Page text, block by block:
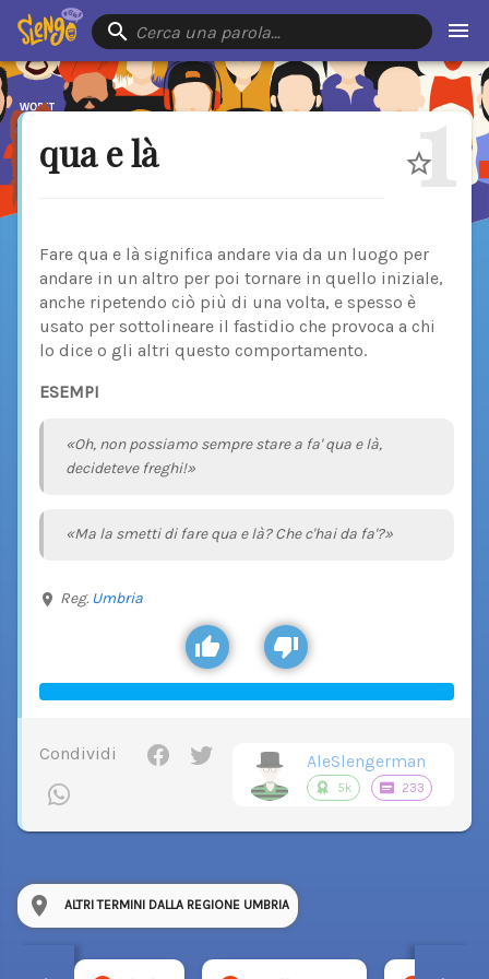
Cerca una parola…
qua e là 1
Fare qua e là significa andare via da un luogo per
andare in un altro per poi tornare in quello iniziale,
anche ripetendo ciò più di una volta, e spesso è
usato per sottolineare il fastidio che provoca a chi
lo dice o gli altri questo comportamento.
ESEMPI
«Oh, non possiamo sempre stare a fa' qua e là,
decideteve freghi!»
«Ma la smetti di fare qua e là? Che c'hai da fa'?»
Reg. Umbria
Condividi AleSlengerman
5k 233
ALTRI TERMINI DALLA REGIONE UMBRIA